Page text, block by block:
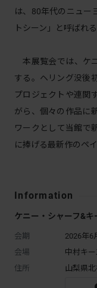
は、80年代のニュー
トシーン」と呼ばれ
本展覧会では、ケ
する。ヘリング没後
プロジェクトや連関
がら、個々の作品に
ワークとして当館で
に捧げる最新作のペ
Information
ケニー・シャーフ&キ
会期
2026年6
会場
中村キ
住所
山梨県